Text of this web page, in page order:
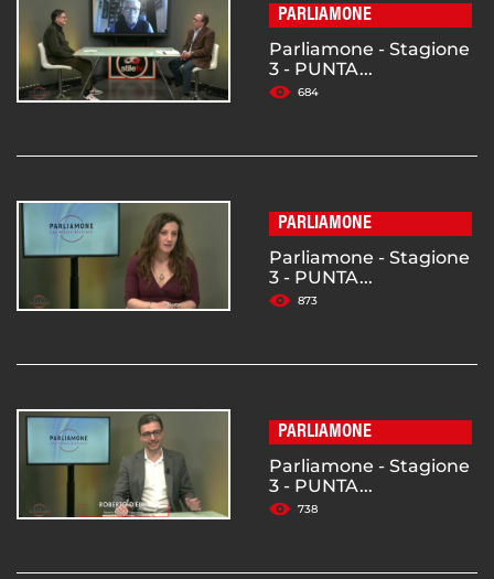
PARLIAMONE
Parliamone - Stagione
3 - PUNTA...
684
PARLIAMONE
Parliamone - Stagione
3 - PUNTA...
873
PARLIAMONE
Parliamone - Stagione
3 - PUNTA...
738